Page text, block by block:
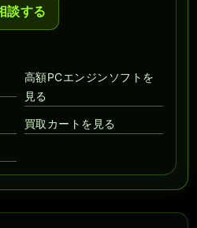
談する
高額PCエンジンソフトを
見る
買取カートを見る